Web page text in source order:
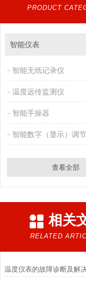
PRODUCT
智能仪表
智能无纸记录仪
温度远传监测仪
智能手操器
智能数字（显示）调
查看全部
相关
RELATED
温度仪表的故障诊断及解